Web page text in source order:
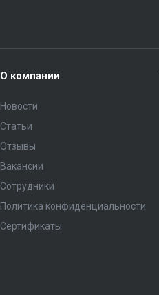
О компании
Новости
Статьи
Отзывы
Вакансии
Сотрудники
Политика конфиденциальности
Сертификаты